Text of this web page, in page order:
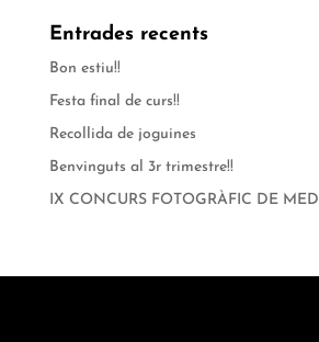
Entrades recents
Bon estiu!!
Festa final de curs!!
Recollida de joguines
Benvinguts al 3r trimestre!!
IX CONCURS FOTOGRÀFIC DE